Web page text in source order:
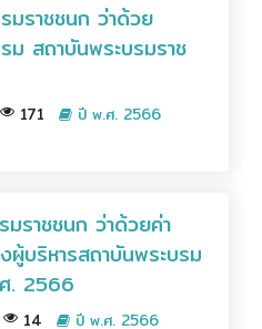
มราชชนก ว่าด้วย
สถาบันพระบรมราช
171 ปี พ.ศ. 2566
มราชชนก ว่าด้วยค่า
บริหารสถาบันพระบรม
. 2566
14 ปี พ.ศ. 2566